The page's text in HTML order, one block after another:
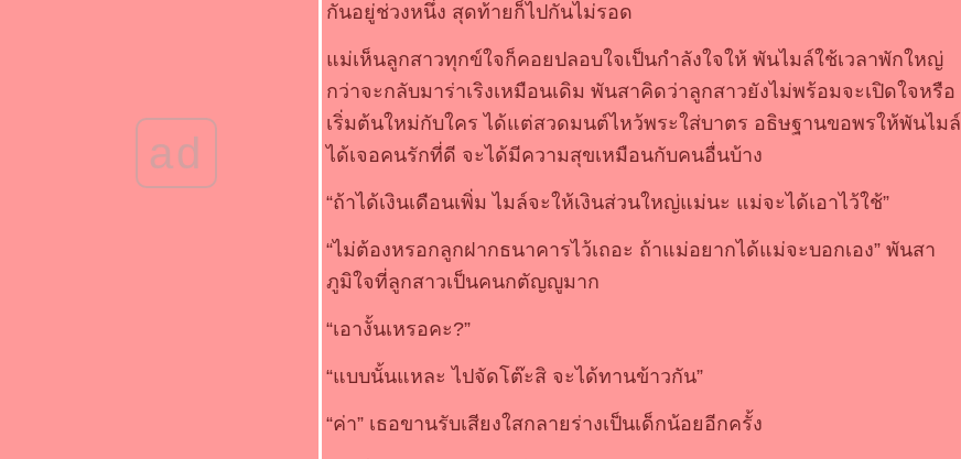
ad
กันอยู่ช่วงหนึ่ง สุดท้ายก็ไปกันไม่รอด
ม่เห็นลูกสาวทุกข์ใจก็คอยปลอบใจเป็นกำลังใจให้ พันไมล์ใช้เวลาพักใหญ่
กว่าจะกลับมาร่าเริงเหมือนเดิม พันสาคิดว่าลูกสาวยังไม่พร้อมจะเปิดใจหรือ
เริ่มต้นใหม่กับใคร ได้แต่สวดมนต์ไหว้พระใส่บาตร อธิษฐานขอพรให้พันไมล์
ได้เจอคนรักที่ดี จะได้มีความสุขเหมือนกับคนอื่นบ้าง
“ถ้าได้เงินเดือนเพิ่ม ไมล์จะให้เงินส่วนใหญ่แม่นะ แม่จะได้เอาไว้ใช้”
“ไม่ต้องหรอกลูกฝากธนาคารไว้เถอะ ถ้าแม่อยากได้แม่จะบอกเอง” พันสา
ภูมิใจที่ลูกสาวเป็นคนกตัญญูมาก
“เอางั้นเหรอคะ?”
“แบบนั้นแหละ ไปจัดโต๊ะสิ จะได้ทานข้าวกัน”
“ค่า” เธอขานรับเสียงใสกลายร่างเป็นเด็กน้อยอีกครั้ง